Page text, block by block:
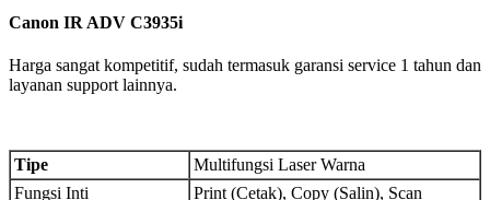
Canon IR ADV C3935i
Harga sangat kompetitif, sudah termasuk garansi service 1 tahun dan
layanan support lainnya.
Tipe
Multifungsi Laser Warna
Fungsi Inti
Print (Cetak), Copy (Salin), Scan